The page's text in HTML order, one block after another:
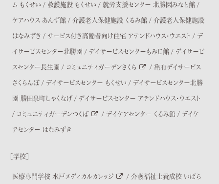
ム もくせい / 救護施設 もくせい / 就労支援センター 北勝園みなと館 /
ケアハウス あんず館 / 介護老人保健施設 くるみ館 / 介護老人保健施設
はなみずき / サービス付き高齢者向け住宅 アテンドハウス・ウエスト / デ
イサービスセンター北勝園 / デイサービスセンターもみじ館 / デイサービ
スセンター長生園 / コミュニティガーデンさくら /亀有デイサービス
さくらんぼ / デイサービスセンター もくせい / デイサービスセンター北勝
園 勝田泉町しゃくなげ/ デイサービスセンター アテンドハウス・ウエスト
/ コミュニティガーデンつくば / デイケアセンター くるみ館 / デイケ
アセンター はなみずき
［学校］
医療専門学校 水戸メディカルカレッジ /介護福祉士養成校 いばら